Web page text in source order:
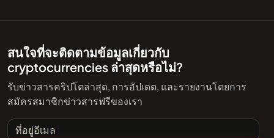
สนใจที่จะติดตามข้อมูลเกี่ยวกับ
cryptocurrencies ล่าสุดหรือไม่?
รับข่าวสารคริปโตล่าสุด, การอัปเดต, และรายงานโดยการ
สมัครสมาชิกข่าวสารฟรีของเรา
ที่อยู่อีเมล